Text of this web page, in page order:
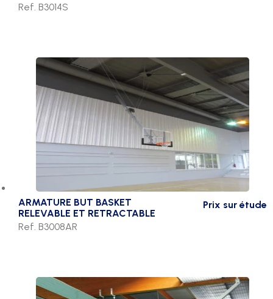
Ref. B3014S
ARMATURE BUT BASKET
RELEVABLE ET RETRACTABLE
Prix sur étude
Ref. B3008AR